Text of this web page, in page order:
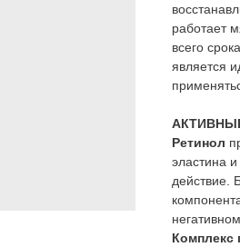
работает
всего
является
Ретинол
эластина
действие.
Комплекс